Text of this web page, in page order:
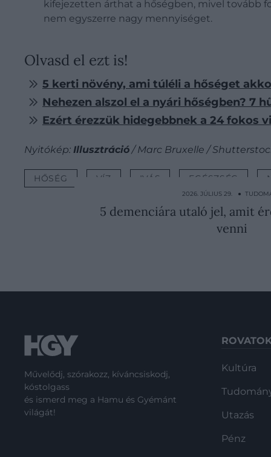
kifejezetten árthat a hőségben, mivel tovább
nem egyszerre nagy mennyiséget.
Olvasd el ezt is!
5 kerti növény, ami túléli a hőséget
Nehezen alszol el a nyári hőségben? 7
Ezért érezzük hidegebbnek a 24 fokos
Nyitókép: Illusztráció / Marc Bruxelle /
HŐSÉG VÍZ IVÁS EGÉSZSÉG
2026. JÚLIUS 29. ●
5 demenciára utaló jel, amit
venni
Művelődj, szórakozz, kíváncsiskodj,
kóstolgass
és ismerd meg a Hamu és Gyémánt
világát!
ROVATOK
Kultúra
Utazás
Pénz